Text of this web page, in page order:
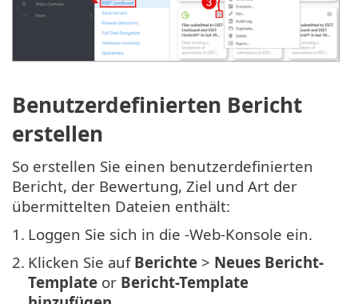
Benutzerdefinierten Bericht
erstellen
So erstellen Sie einen benutzerdefinierten
Bericht, der Bewertung, Ziel und Art der
übermittelten Dateien enthält:
1. Loggen Sie sich in die -Web-Konsole ein.
2. Klicken Sie auf Berichte > Neues Bericht-
Template or Bericht-Template